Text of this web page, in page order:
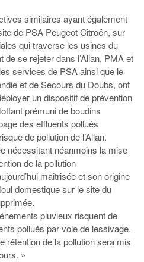
similaires ayant également
de PSA Peugeot Citroën, sur
qui traverse les usines du
se rejeter dans l’Allan, PMA et
services de PSA ainsi que le
et de Secours du Doubs, ont
un dispositif de prévention
prémuni de boudins
des effluents pollués
de pollution de l’Allan.
nécessitant néanmoins la mise
de la pollution
maitrisée et son origine
domestique sur le site du
pluvieux risquent de
pollués par voie de lessivage.
rétention de la pollution sera mis
»